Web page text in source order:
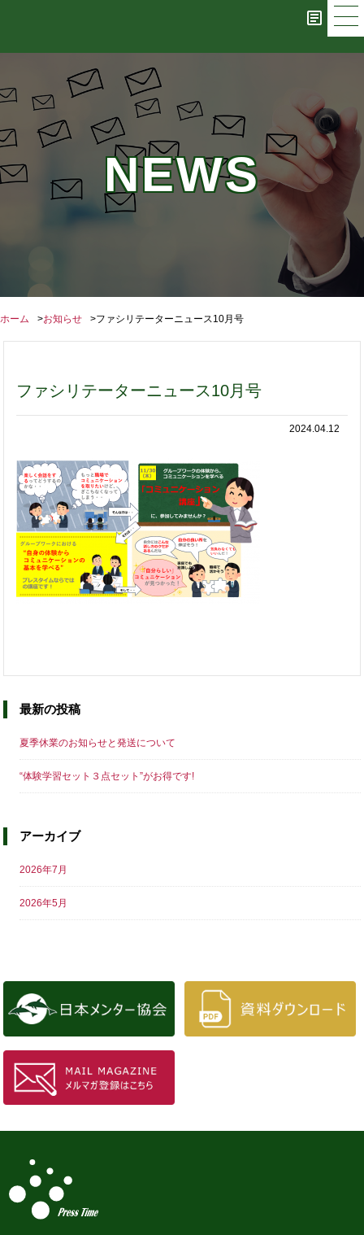
NEWS
ホーム お知らせ ファシリテーターニュース10月号
ファシリテーターニュース10月号
2024.04.12
最新の投稿
夏季休業のお知らせと発送について
“体験学習セット３点セット”がお得です!
アーカイブ
2026年7月
2026年5月